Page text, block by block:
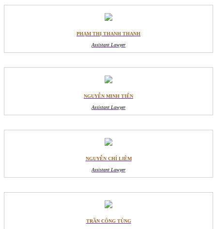
PHẠM THỊ THANH THANH
Assistant Lawyer
NGUYỄN MINH TIẾN
Assistant Lawyer
NGUYỄN CHÍ LIÊM
Assistant Lawyer
TRẦN CÔNG TÙNG